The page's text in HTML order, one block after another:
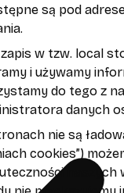
są pod
w tzw. local
i używamy
do tego z
danych
nie są
cookies”)
naszych